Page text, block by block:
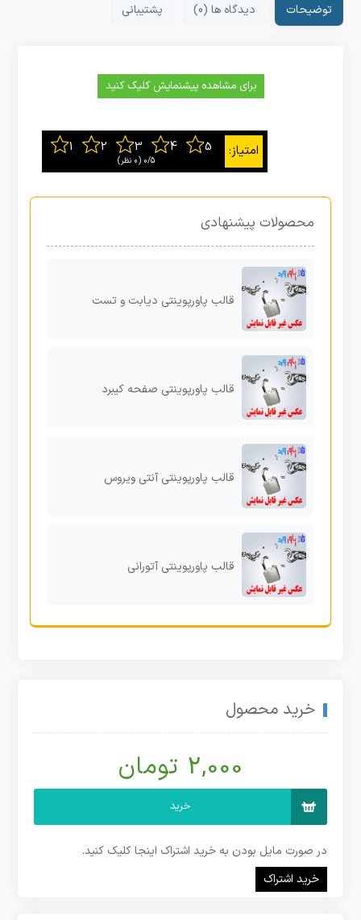
توضیحات دیدگاه ها (0) پشتیبانی
برای مشاهده پیشنمایش کلیک کنید
0/5 ‫(0 نظر)
محصولات پیشنهادی
قالب پاورپوینتی دیابت و تست
قالب پاورپوینتی صفحه کیبرد
قالب پاورپوینتی آنتی ویروس
قالب پاورپوینتی آتورانی
خرید محصول
2,000 تومان
خرید
در صورت مایل بودن به خرید اشتراک اینجا کلیک کنید.
خرید اشتراک